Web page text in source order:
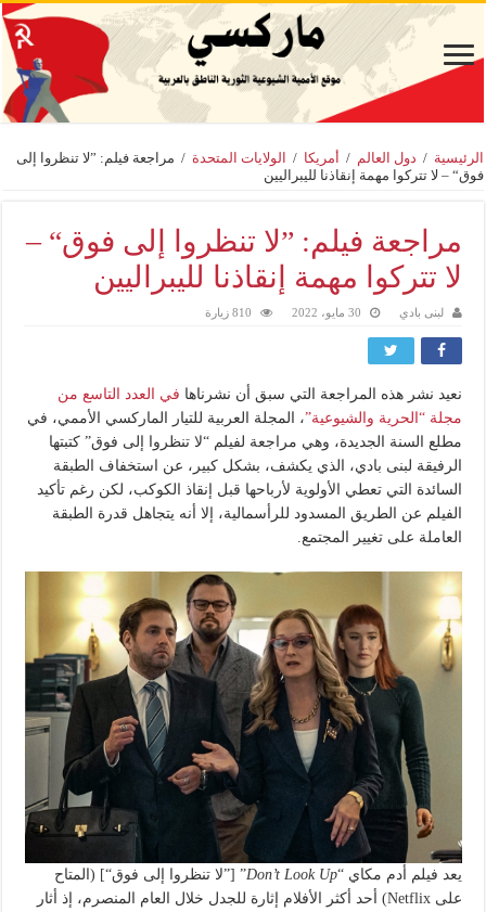
الرئيسية / دول العالم / أمريكا / الولايات المتحدة / مراجعة فيلم: ”لا تنظروا إلى
فوق“ – لا تتركوا مهمة إنقاذنا لليبراليين
مراجعة فيلم: ”لا تنظروا إلى فوق“ –
لا تتركوا مهمة إنقاذنا لليبراليين
لبنى بادي 30 مايو، 2022 810 زيارة
نعيد نشر هذه المراجعة التي سبق أن نشرناها في العدد التاسع من
مجلة “الحرية والشيوعية”، المجلة العربية للتيار الماركسي الأممي، في
مطلع السنة الجديدة، وهي مراجعة لفيلم “لا تنظروا إلى فوق” كتبتها
الرفيقة لبنى بادي، الذي يكشف، بشكل كبير، عن استخفاف الطبقة
السائدة التي تعطي الأولوية لأرباحها قبل إنقاذ الكوكب، لكن رغم تأكيد
الفيلم عن الطريق المسدود للرأسمالية، إلا أنه يتجاهل قدرة الطبقة
العاملة على تغيير المجتمع.
يعد فيلم أدم مكاي “Don’t Look Up” [”لا تنظروا إلى فوق“] (المتاح
على Netflix) أحد أكثر الأفلام إثارة للجدل خلال العام المنصرم، إذ أثار